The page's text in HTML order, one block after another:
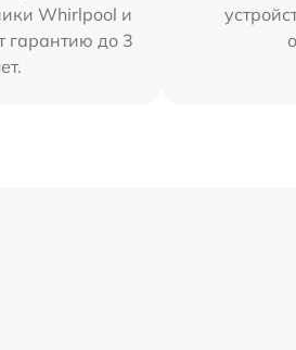
Whirlpool и
гарантию до 3